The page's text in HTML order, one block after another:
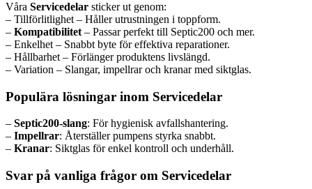
Våra Servicedelar sticker ut genom:
– Tillförlitlighet – Håller utrustningen i toppform.
– Kompatibilitet – Passar perfekt till Septic200 och mer.
– Enkelhet – Snabbt byte för effektiva reparationer.
– Hållbarhet – Förlänger produktens livslängd.
– Variation – Slangar, impellrar och kranar med siktglas.
Populära lösningar inom Servicedelar
– Septic200-slang: För hygienisk avfallshantering.
– Impellrar: Återställer pumpens styrka snabbt.
– Kranar: Siktglas för enkel kontroll och underhåll.
Svar på vanliga frågor om Servicedelar